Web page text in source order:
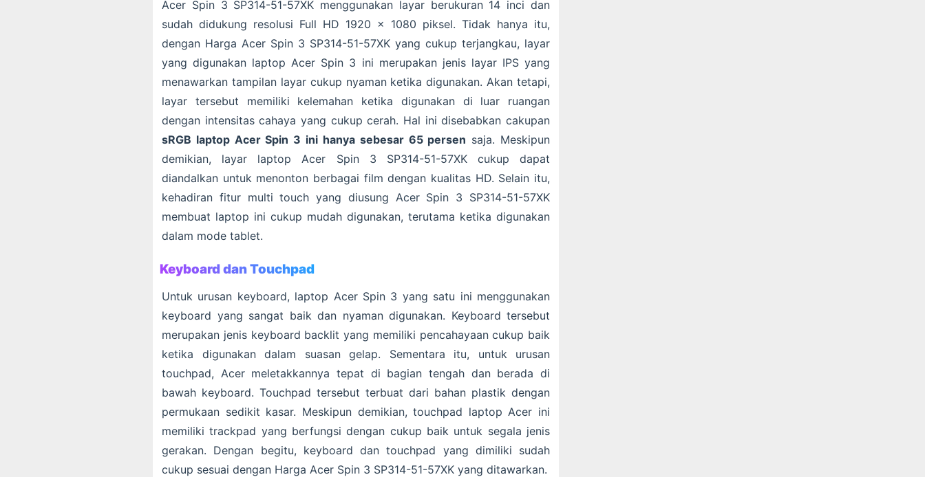
Acer Spin 3 SP314-51-57XK menggunakan layar berukuran 14 inci dan
sudah didukung resolusi Full HD 1920 x 1080 piksel. Tidak hanya itu,
dengan Harga Acer Spin 3 SP314-51-57XK yang cukup terjangkau, layar
yang digunakan laptop Acer Spin 3 ini merupakan jenis layar IPS yang
menawarkan tampilan layar cukup nyaman ketika digunakan. Akan tetapi,
layar tersebut memiliki kelemahan ketika digunakan di luar ruangan
dengan intensitas cahaya yang cukup cerah. Hal ini disebabkan cakupan
sRGB laptop Acer Spin 3 ini hanya sebesar 65 persen saja. Meskipun
demikian, layar laptop Acer Spin 3 SP314-51-57XK cukup dapat
diandalkan untuk menonton berbagai film dengan kualitas HD. Selain itu,
kehadiran fitur multi touch yang diusung Acer Spin 3 SP314-51-57XK
membuat laptop ini cukup mudah digunakan, terutama ketika digunakan
dalam mode tablet.
Keyboard dan Touchpad
Untuk urusan keyboard, laptop Acer Spin 3 yang satu ini menggunakan
keyboard yang sangat baik dan nyaman digunakan. Keyboard tersebut
merupakan jenis keyboard backlit yang memiliki pencahayaan cukup baik
ketika digunakan dalam suasan gelap. Sementara itu, untuk urusan
touchpad, Acer meletakkannya tepat di bagian tengah dan berada di
bawah keyboard. Touchpad tersebut terbuat dari bahan plastik dengan
permukaan sedikit kasar. Meskipun demikian, touchpad laptop Acer ini
memiliki trackpad yang berfungsi dengan cukup baik untuk segala jenis
gerakan. Dengan begitu, keyboard dan touchpad yang dimiliki sudah
cukup sesuai dengan Harga Acer Spin 3 SP314-51-57XK yang ditawarkan.